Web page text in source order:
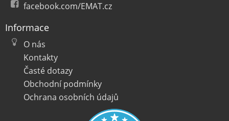
facebook.com/EMAT.cz
Informace
O nás
Kontakty
Časté dotazy
Obchodní podmínky
Ochrana osobních údajů